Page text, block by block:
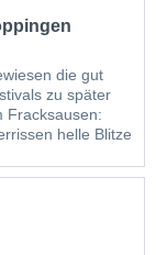
die gut
zu später
Fracksausen:
helle Blitze